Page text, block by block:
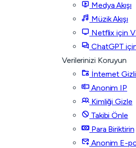
Medya Akışı
Müzik Akışı
Netflix için
ChatGPT
Verilerinizi Koruyun
İnternet
Anonim IP
Kimliği Gizle
Takibi Önle
Para Biriktirin
Anonim E-